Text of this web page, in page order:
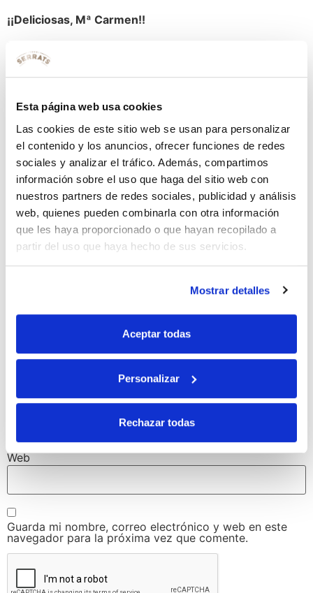
Esta página web usa cookies
Las cookies de este sitio web se usan para personalizar
el contenido y los anuncios, ofrecer funciones de redes
sociales y analizar el tráfico. Además, compartimos
información sobre el uso que haga del sitio web con
nuestros partners de redes sociales, publicidad y análisis
web, quienes pueden combinarla con otra información
que les haya proporcionado o que hayan recopilado a
partir del uso que haya hecho de sus servicios.
Mostrar detalles
Aceptar todas
Personalizar
Rechazar todas
¡¡Deliciosas, Mª Carmen!!
rellenaspepinillos
Tu dirección de correo electrónico no será publicada.
Los campos obligatorios están marcados con
Comentario*
Correo electrónico*
Web
Guarda mi nombre, correo electrónico y web en este
navegador para la próxima vez que comente.